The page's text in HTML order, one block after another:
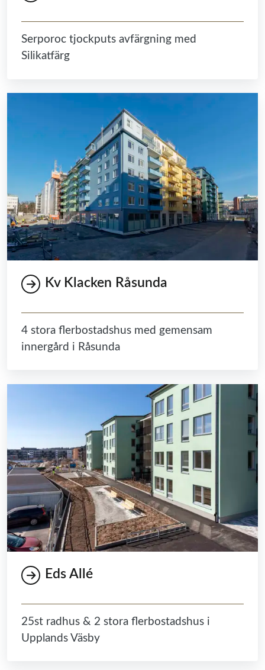
Serporoc tjockputs avfärgning med
Silikatfärg
Kv Klacken Råsunda
4 stora flerbostadshus med gemensam
innergård i Råsunda
Eds Allé
25st radhus & 2 stora flerbostadshus i
Upplands Väsby